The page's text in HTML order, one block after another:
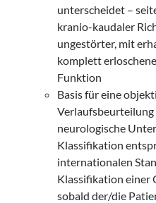
unterscheidet –
kranio-kaudaler
ungestörter, mit
komplett
Funktion
Basis für eine
neurologische
Klassifikation
internationalen
Klassifikation einer
sobald der/die